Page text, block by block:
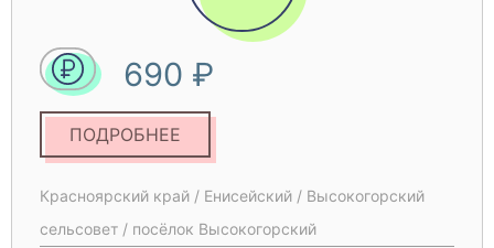
поселению). Увеличение денежных расходов
на обслуживание и покупку расходных
материалов устаревшего оборудования.
690 ₽
ПОДРОБНЕЕ
Красноярский край / Енисейский / Высокогорский
сельсовет / посёлок Высокогорский